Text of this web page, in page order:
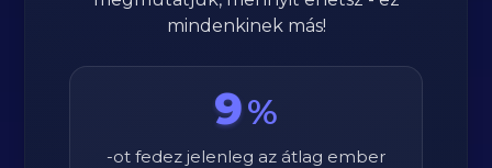
mindenkinek más!
9%
-ot fedez jelenleg az átlag ember